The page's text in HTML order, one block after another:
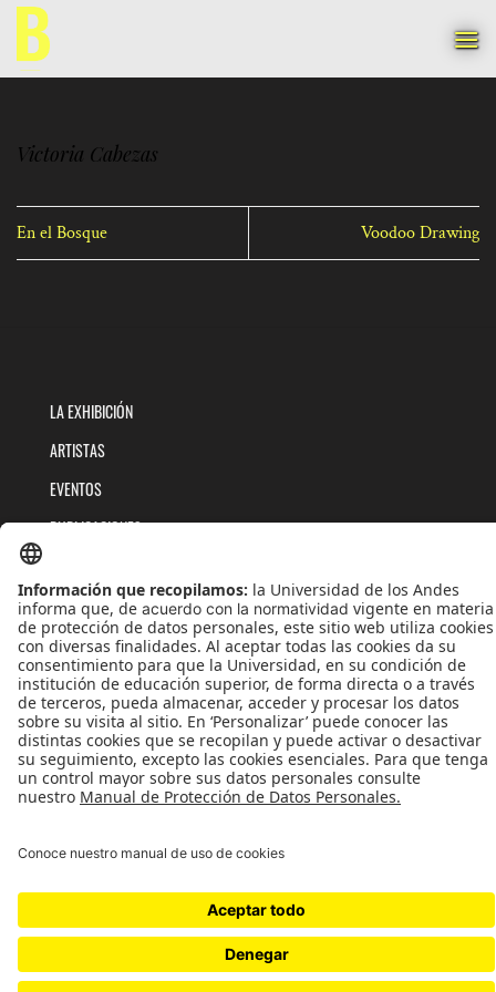
Saltar
contenido
Victoria Cabezas
En el Bosque Voodoo Drawing
LA EXHIBICIÓN
ARTISTAS
EVENTOS
PUBLICACIONES
POLÍTICAS DE TRATAMIENTOS DE DATOS
TÉRMINOS Y CONDICIONES
Reconocimiento como Universidad: Decreto 1297 del 30 de mayo de 1964.